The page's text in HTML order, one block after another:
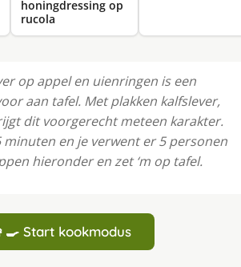
honingdressing op
rucola
op appel en uienringen is een
aan tafel. Met plakken kalfslever,
dit voorgerecht meteen karakter.
minuten en je verwent er 5 personen
hieronder en zet ‘m op tafel.
Start kookmodus